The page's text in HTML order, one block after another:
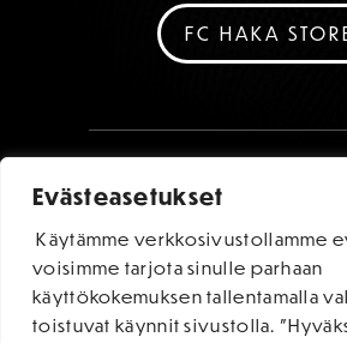
Evästeasetukset
Käytämme verkkosivustollamme
voisimme tarjota sinulle parhaan
käyttökokemuksen tallentamalla
toistuvat käynnit sivustolla.
FC HAKA